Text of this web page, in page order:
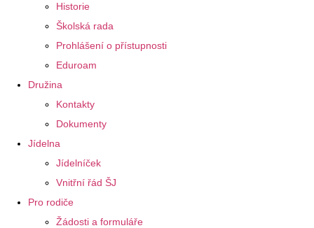
Historie
Školská rada
Prohlášení o přístupnosti
Eduroam
Družina
Kontakty
Dokumenty
Jídelna
Jídelníček
Vnitřní řád ŠJ
Pro rodiče
Žádosti a formuláře